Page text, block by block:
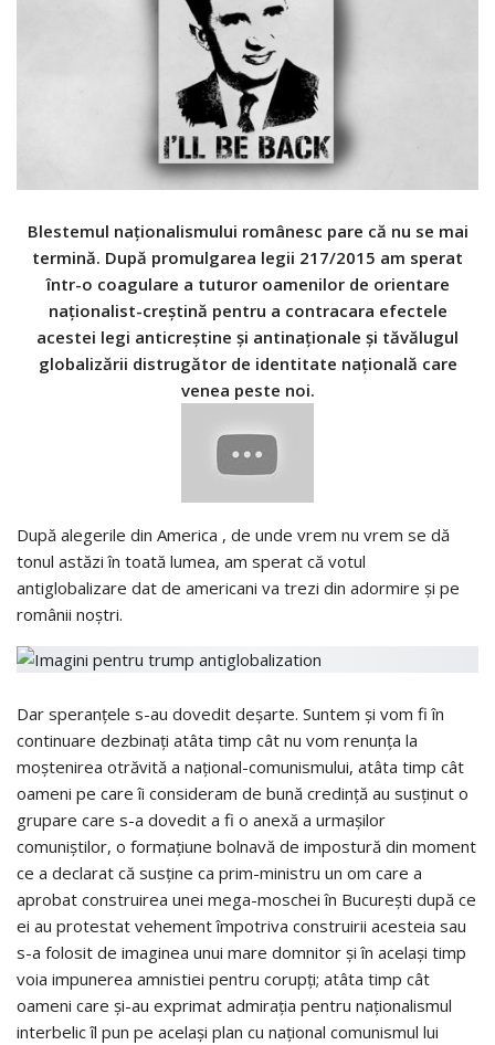
Blestemul naționalismului românesc pare că nu se mai
termină. După promulgarea legii 217/2015 am sperat
într-o coagulare a tuturor oamenilor de orientare
naționalist-creștină pentru a contracara efectele
acestei legi anticreștine și antinaționale și tăvălugul
globalizării distrugător de identitate națională care
venea peste noi.
După alegerile din America , de unde vrem nu vrem se dă
tonul astăzi în toată lumea, am sperat că votul
antiglobalizare dat de americani va trezi din adormire și pe
românii noștri.
Dar speranțele s-au dovedit deșarte. Suntem și vom fi în
continuare dezbinați atâta timp cât nu vom renunța la
moștenirea otrăvită a național-comunismului, atâta timp cât
oameni pe care îi consideram de bună credință au susținut o
grupare care s-a dovedit a fi o anexă a urmașilor
comuniștilor, o formațiune bolnavă de impostură din moment
ce a declarat că susține ca prim-ministru un om care a
aprobat construirea unei mega-moschei în București după ce
ei au protestat vehement împotriva construirii acesteia sau
s-a folosit de imaginea unui mare domnitor și în același timp
voia impunerea amnistiei pentru corupți; atâta timp cât
oameni care și-au exprimat admirația pentru naționalismul
interbelic îl pun pe același plan cu național comunismul lui